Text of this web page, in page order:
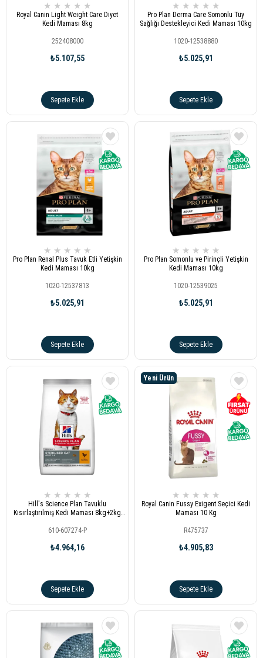
★ ★ ★ ★ ★
Royal Canin Light Weight Care Diyet
Kedi Maması 8kg
252408000
₺5.107,55
Sepete Ekle
★ ★ ★ ★ ★
Pro Plan Derma Care Somonlu Tüy
Sağlığı Destekleyici Kedi Maması 10kg
1020-12538880
₺5.025,91
Sepete Ekle
★ ★ ★ ★ ★
Pro Plan Renal Plus Tavuk Etli Yetişkin
Kedi Maması 10kg
1020-12537813
₺5.025,91
Sepete Ekle
★ ★ ★ ★ ★
Pro Plan Somonlu ve Pirinçli Yetişkin
Kedi Maması 10kg
1020-12539025
₺5.025,91
Sepete Ekle
★ ★ ★ ★ ★
Hill's Science Plan Tavuklu
Kısırlaştırılmış Kedi Maması 8kg+2kg
610-607274-P
₺4.964,16
Sepete Ekle
★ ★ ★ ★ ★
Royal Canin Fussy Exigent Seçici Kedi
Maması 10 Kg
R475737
₺4.905,83
Sepete Ekle
Yeni Ürün